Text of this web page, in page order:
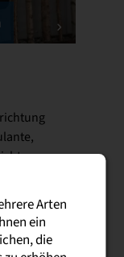
–
die
die
Arten
ein
die